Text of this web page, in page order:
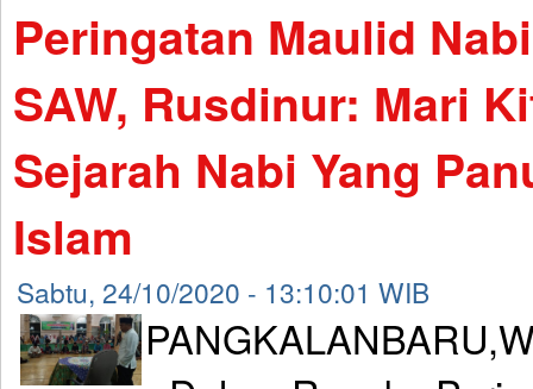
Peringatan Maulid
SAW, Rusdinur: Mari
Sejarah Nabi Yang
Islam
Sabtu, 24/10/2020 - 13:10:01 WIB